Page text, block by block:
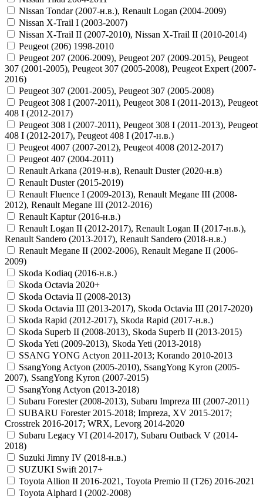
Nissan Tondar (2007-н.в.), Renault Logan (2004-2009)
Nissan X-Trail I (2003-2007)
Nissan X-Trail II (2007-2010), Nissan X-Trail II (2010-2014)
Peugeot (206) 1998-2010
Peugeot 207 (2006-2009), Peugeot 207 (2009-2015), Peugeot
307 (2001-2005), Peugeot 307 (2005-2008), Peugeot Expert (2007-
2016)
Peugeot 307 (2001-2005), Peugeot 307 (2005-2008)
Peugeot 308 I (2007-2011), Peugeot 308 I (2011-2013), Peugeot
408 I (2012-2017)
Peugeot 308 I (2007-2011), Peugeot 308 I (2011-2013), Peugeot
408 I (2012-2017), Peugeot 408 I (2017-н.в.)
Peugeot 4007 (2007-2012), Peugeot 4008 (2012-2017)
Peugeot 407 (2004-2011)
Renault Arkana (2019-н.в), Renault Duster (2020-н.в)
Renault Duster (2015-2019)
Renault Fluence I (2009-2013), Renault Megane III (2008-
2012), Renault Megane III (2012-2016)
Renault Kaptur (2016-н.в.)
Renault Logan II (2012-2017), Renault Logan II (2017-н.в.),
Renault Sandero (2013-2017), Renault Sandero (2018-н.в.)
Renault Megane II (2002-2006), Renault Megane II (2006-
2009)
Skoda Kodiaq (2016-н.в.)
Skoda Octavia 2020+
Skoda Octavia II (2008-2013)
Skoda Octavia III (2013-2017), Skoda Octavia III (2017-2020)
Skoda Rapid (2012-2017), Skoda Rapid (2017-н.в.)
Skoda Superb II (2008-2013), Skoda Superb II (2013-2015)
Skoda Yeti (2009-2013), Skoda Yeti (2013-2018)
SSANG YONG Actyon 2011-2013; Korando 2010-2013
SsangYong Actyon (2005-2010), SsangYong Kyron (2005-
2007), SsangYong Kyron (2007-2015)
SsangYong Actyon (2013-2018)
Subaru Forester (2008-2013), Subaru Impreza III (2007-2011)
SUBARU Forester 2015-2018; Impreza, XV 2015-2017;
Crosstrek 2016-2017; WRX, Levorg 2014-2020
Subaru Legacy VI (2014-2017), Subaru Outback V (2014-
2018)
Suzuki Jimny IV (2018-н.в.)
SUZUKI Swift 2017+
Toyota Allion II 2016-2021, Toyota Premio II (T26) 2016-2021
Toyota Alphard I (2002-2008)